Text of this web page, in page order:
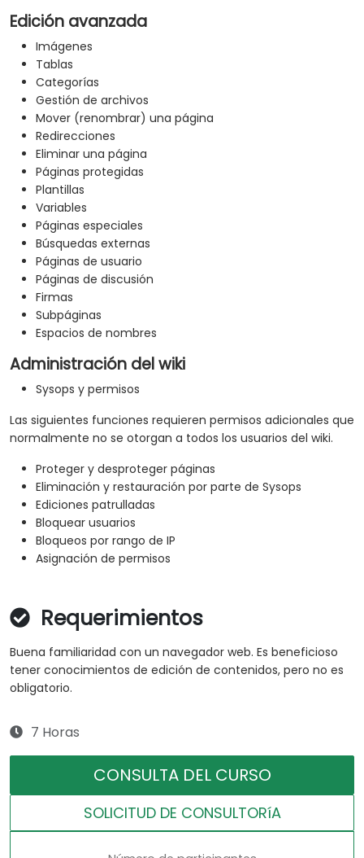
Edición avanzada
Imágenes
Tablas
Categorías
Gestión de archivos
Mover (renombrar) una página
Redirecciones
Eliminar una página
Páginas protegidas
Plantillas
Variables
Páginas especiales
Búsquedas externas
Páginas de usuario
Páginas de discusión
Firmas
Subpáginas
Espacios de nombres
Administración del wiki
Sysops y permisos
Las siguientes funciones requieren permisos adicionales que
normalmente no se otorgan a todos los usuarios del wiki.
Proteger y desproteger páginas
Eliminación y restauración por parte de Sysops
Ediciones patrulladas
Bloquear usuarios
Bloqueos por rango de IP
Asignación de permisos
Requerimientos
Buena familiaridad con un navegador web. Es beneficioso
tener conocimientos de edición de contenidos, pero no es
obligatorio.
7 Horas
CONSULTA DEL CURSO
SOLICITUD DE CONSULTORíA